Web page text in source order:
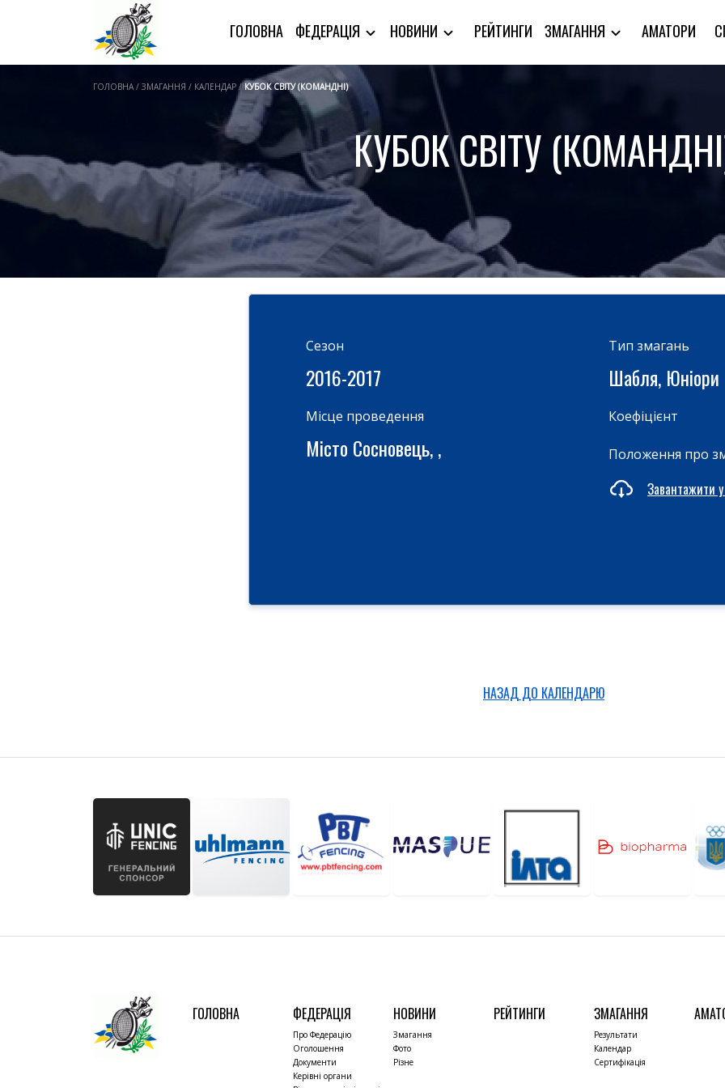
ГОЛОВНА ФЕДЕРАЦІЯ НОВИНИ РЕЙТИНГИ ЗМАГАННЯ АМАТОРИ
ГОЛОВНА / ЗМАГАННЯ / КАЛЕНДАР / КУБОК СВІТУ (КОМАНДНІ)
КУБОК СВІТУ
Cезон
2016-2017
Місце проведення
Місто Сосновець, ,
Тип змагань
Шабля, Юніори
Коефіцієнт
Положення про
Завантажити
НАЗАД ДО КАЛЕНДАРЮ
ГОЛОВНА ФЕДЕРАЦІЯ
Про Федерацію
Оголошення
Документи
Керівні органи
НОВИНИ
Змагання
Фото
Різне
РЕЙТИНГИ ЗМАГАННЯ
Результати
Календар
Сертифікація